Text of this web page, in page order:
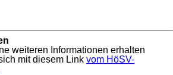
weiteren Informationen erhalten
mit diesem Link vom HöSV-